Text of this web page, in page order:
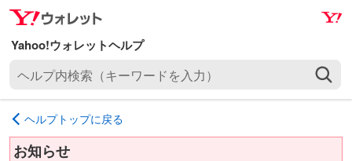
ナ
ビ
ゲ
ー
ョ
ン
へ
メ
イ
ン
コ
テ
ン
ツ
プ
内
検
ヘルプトップに戻る
お知らせ